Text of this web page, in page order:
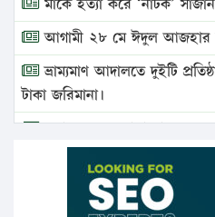
আগামী ২৮ মে ঈদুল আজহার
ভ্রাম্যমাণ আদালতে দুইটি
টাকা জরিমানা।
এবার লঞ্চের ভাড়া বাড়ল
১৭ থেকে ২১ শতাংশ বিদ্যুতের
১৬ মে চাঁদপুর ও ২৫ মে ফেনী